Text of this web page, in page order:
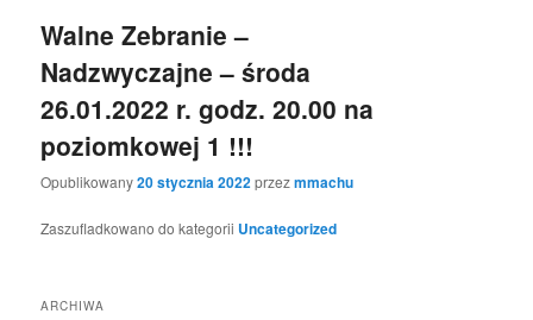
Walne Zebranie –
Nadzwyczajne – środa
26.01.2022 r. godz. 20.00 na
poziomkowej 1 !!!
Opublikowany20 stycznia 2022przezmmachu
Zaszufladkowano do kategorii Uncategorized
ARCHIWA